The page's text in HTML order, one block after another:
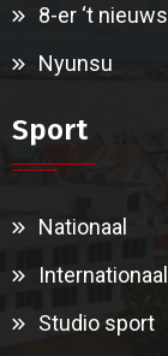
8-er ‘t nieuws
Nyunsu
Sport
Nationaal
Internationaal
Studio sport